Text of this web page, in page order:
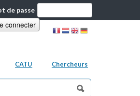
de passe
CATU Chercheurs